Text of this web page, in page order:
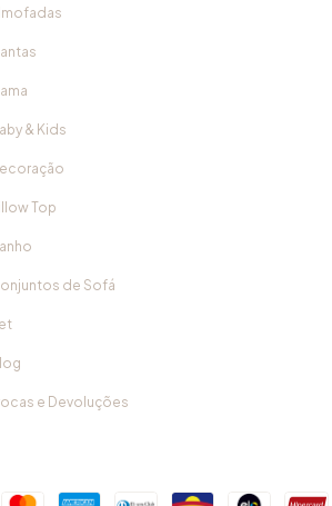
& Kids
Top
de Sofá
e Devoluções